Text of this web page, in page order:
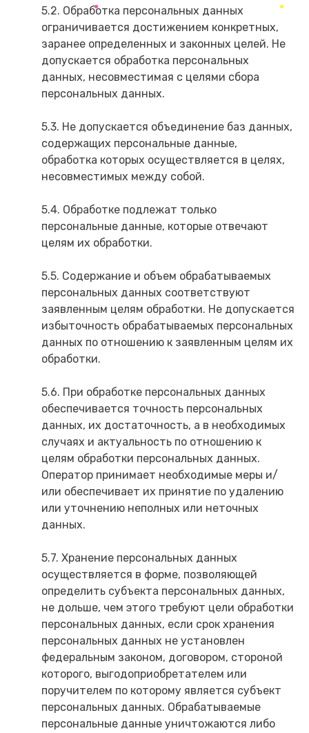
5.2. Обработка персональных данных
ограничивается достижением конкретных,
заранее определенных и законных целей. Не
допускается обработка персональных
данных, несовместимая с целями сбора
персональных данных.
5.3. Не допускается объединение баз данных,
содержащих персональные данные,
обработка которых осуществляется в целях,
несовместимых между собой.
5.4. Обработке подлежат только
персональные данные, которые отвечают
целям их обработки.
5.5. Содержание и объем обрабатываемых
персональных данных соответствуют
заявленным целям обработки. Не допускается
избыточность обрабатываемых персональных
данных по отношению к заявленным целям их
обработки.
5.6. При обработке персональных данных
обеспечивается точность персональных
данных, их достаточность, а в необходимых
случаях и актуальность по отношению к
целям обработки персональных данных.
Оператор принимает необходимые меры и/
или обеспечивает их принятие по удалению
или уточнению неполных или неточных
данных.
5.7. Хранение персональных данных
осуществляется в форме, позволяющей
определить субъекта персональных данных,
не дольше, чем этого требуют цели обработки
персональных данных, если срок хранения
персональных данных не установлен
федеральным законом, договором, стороной
которого, выгодоприобретателем или
поручителем по которому является субъект
персональных данных. Обрабатываемые
персональные данные уничтожаются либо